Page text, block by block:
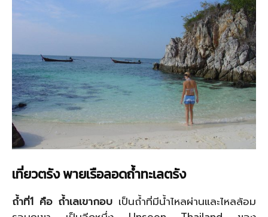
เที่ยวตรัง พายเรือลอดถ้ำทะเลตรัง
ถ้ำที่1 คือ ถ้ำเลเขากอบ เป็นถ้ำที่มีน้ำไหลผ่านและไหลล้อม